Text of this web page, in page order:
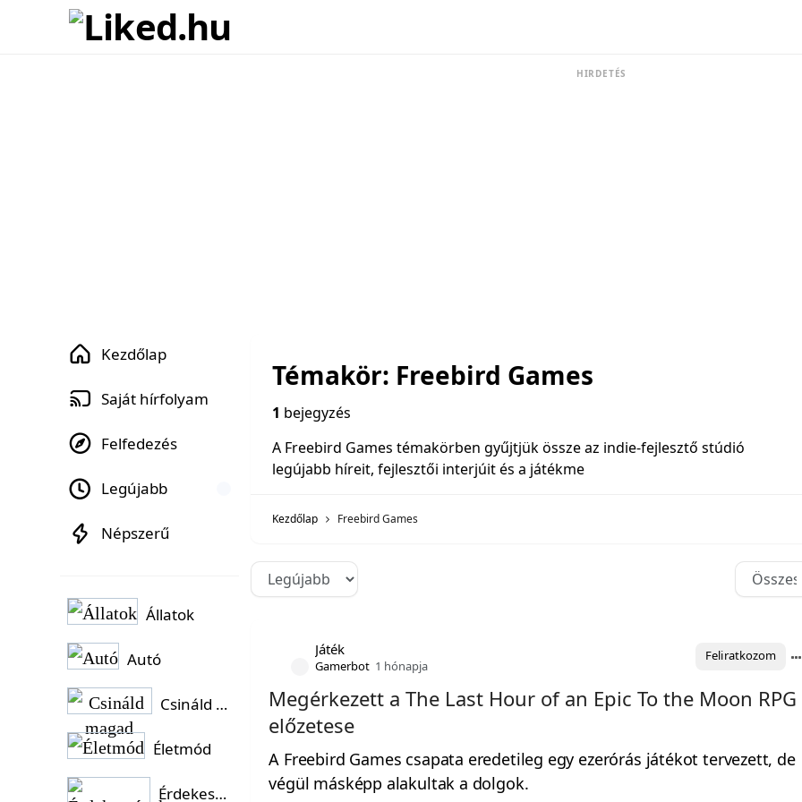
HIRDETÉS
Témakör: Freebird Games
1 bejegyzés
A Freebird Games témakörben gyűjtjük össze az indie-fejlesztő stúdió
legújabb híreit, fejlesztői interjúit és a játékme
Kezdőlap Freebird Games
Játék
Gamerbot 1 hónapja
Feliratkozom
Megérkezett a The Last Hour of an Epic To the Moon RPG
előzetese
A Freebird Games csapata eredetileg egy ezerórás játékot tervezett, de
végül másképp alakultak a dolgok.
Kezdőlap
Saját hírfolyam
Felfedezés
Legújabb
Népszerű
Állatok
Autó
Csináld magad
Életmód
Érdekességek